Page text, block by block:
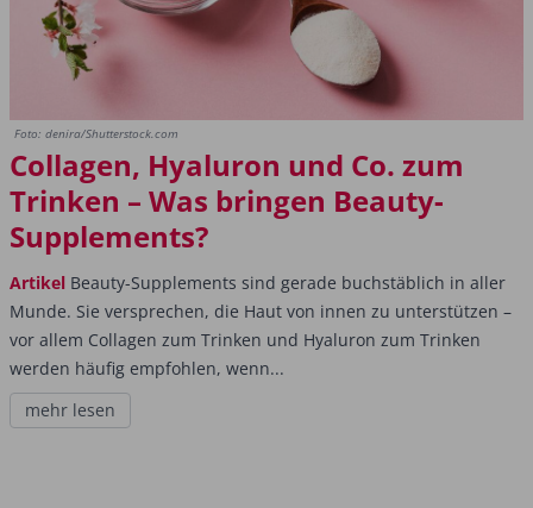
Foto: denira/Shutterstock.com
Collagen, Hyaluron und Co. zum
Trinken – Was bringen Beauty-
Supplements?
Artikel Beauty-Supplements sind gerade buchstäblich in aller
Munde. Sie versprechen, die Haut von innen zu unterstützen –
vor allem Collagen zum Trinken und Hyaluron zum Trinken
werden häufig empfohlen, wenn...
mehr lesen